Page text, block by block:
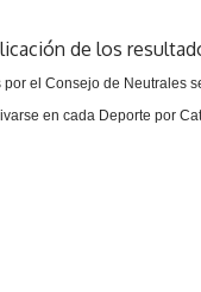
de los
el Consejo de Neutrales
en cada Deporte por